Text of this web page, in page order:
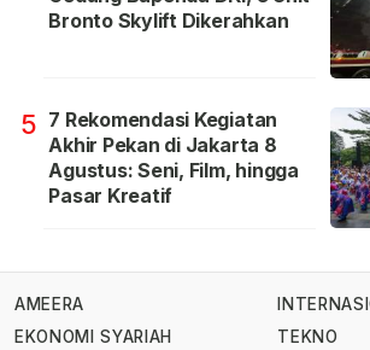
Bronto Skylift Dikerahkan
5 7 Rekomendasi Kegiatan
Akhir Pekan di Jakarta 8
Agustus: Seni, Film, hingga
Pasar Kreatif
AMEERA
EKONOMI SYARIAH
TEKNO